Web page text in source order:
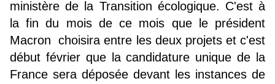
ministère de la Transition écologique. C'est à
la fin du mois de ce mois que le président
Macron choisira entre les deux projets et c'est
début février que la candidature unique de la
France sera déposée devant les instances de